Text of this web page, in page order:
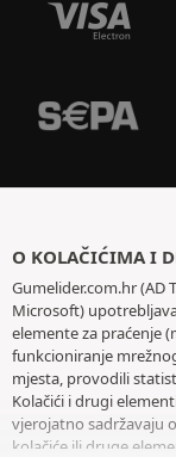
O KOLAČIĆIMA I
Gumelider.com.hr (AD
Microsoft)
elemente za praćenje
funkcioniranje
mjesta, provodili
Kolačići i drugi
vjerojatno sadržavaju
kolačiće ili druge